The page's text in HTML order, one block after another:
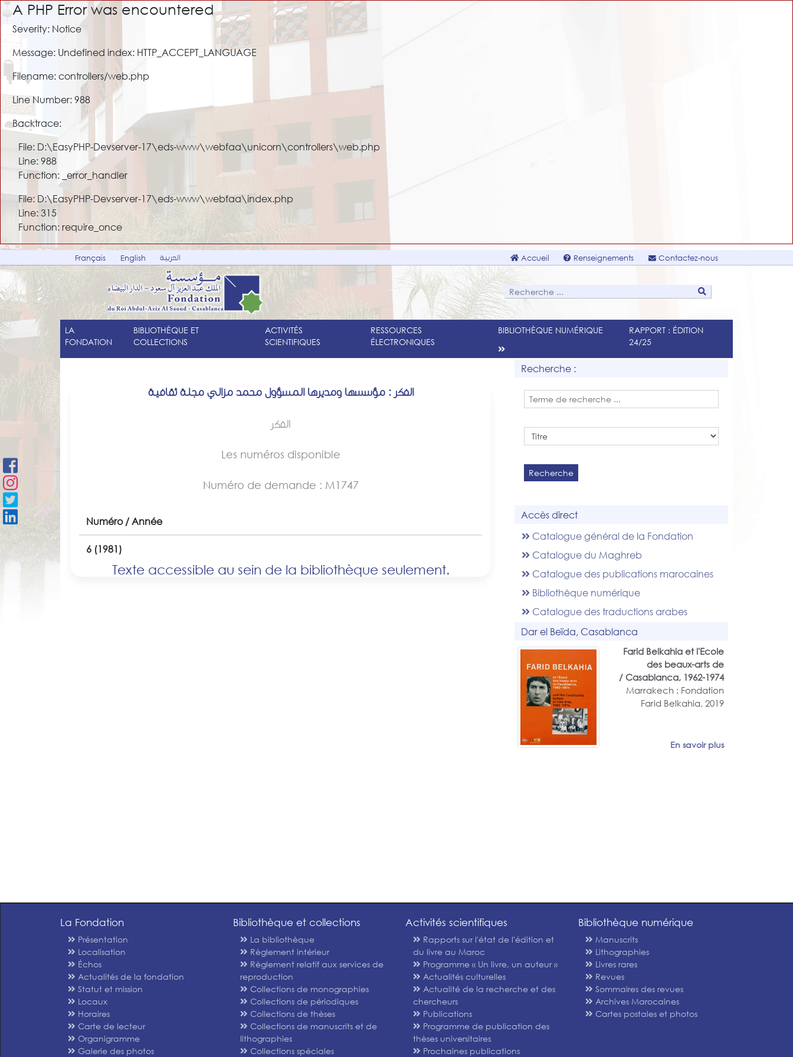
A PHP Error was encountered
Severity: Notice
Message: Undefined index: HTTP_ACCEPT_LANGUAGE
Filename: controllers/web.php
Line Number: 988
Backtrace:
File: D:\EasyPHP-Devserver-17\eds-www\webfaa\unicorn\controllers\web.php
Line: 988
Function: _error_handler
File: D:\EasyPHP-Devserver-17\eds-www\webfaa\index.php
Line: 315
Function: require_once
Français English العربية Accueil Renseignements Contactez-nous
LA
FONDATION
BIBLIOTHÈQUE ET
COLLECTIONS
ACTIVITÉS
SCIENTIFIQUES
RESSOURCES
ÉLECTRONIQUES
BIBLIOTHÈQUE NUMÉRIQUE
RAPPORT : ÉDITION
24/25
Recherche :
Recherche
Accès direct
Catalogue général de la Fondation
Catalogue du Maghreb
Catalogue des publications marocaines
Bibliothèque numérique
Catalogue des traductions arabes
Dar el Beïda, Casablanca
Farid Belkahia et l'Ecole
des beaux-arts de
Casablanca, 1962-1974 /
Marrakech : Fondation
Farid Belkahia, 2019
En savoir plus
الفكر : مؤسسها ومديرها المسؤول محمد مزالي مجلة ثقافية
الفكر
Les numéros disponible
Numéro de demande : M1747
Numéro / Année
6 (1981)
Texte accessible au sein de la bibliothèque seulement.
La Fondation
Présentation
Localisation
Échos
Actualités de la fondation
Statut et mission
Locaux
Horaires
Carte de lecteur
Organigramme
Galerie des photos
Bibliothèque et collections
La bibliothèque
Règlement intérieur
Règlement relatif aux services de
reproduction
Collections de monographies
Collections de périodiques
Collections de thèses
Collections de manuscrits et de
lithographies
Collections spéciales
Activités scientifiques
Rapports sur l'état de l'édition et
du livre au Maroc
Programme « Un livre, un auteur »
Actualités culturelles
Actualité de la recherche et des
chercheurs
Publications
Programme de publication des
thèses universitaires
Prochaines publications
Bibliothèque numérique
Manuscrits
Lithographies
Livres rares
Revues
Sommaires des revues
Archives Marocaines
Cartes postales et photos